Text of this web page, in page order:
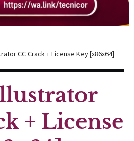
CC Crack + License Key [x86x64]
+ License